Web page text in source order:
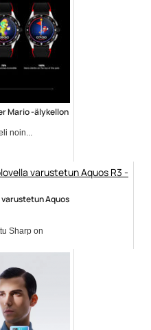
Mario -älykellon
noin...
Aquos
Sharp on